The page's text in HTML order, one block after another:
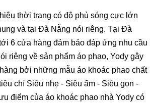
thời trang có độ phủ sóng cực lớn
và tại Đà Nẵng nói riêng. Tại Đà
6 cửa hàng đảm bảo đáp ứng nhu cầu
riêng về sản phẩm áo phao, Yody gây
bởi những mẫu áo khoác phao chất
chí Siêu nhẹ - Siêu ấm - Siêu gọn -
điểm của áo khoác phao nhà Yody có